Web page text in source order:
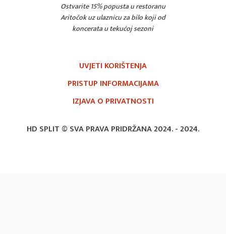
Ostvarite 15% popusta u restoranu
Aritočok uz ulaznicu za bilo koji od
koncerata u tekućoj sezoni
HD SPLIT © SVA PRAVA PRIDRŽANA 2024. -2024.
UVJETI KORIŠTENJA
PRISTUP INFORMACIJAMA
IZJAVA O PRIVATNOSTI